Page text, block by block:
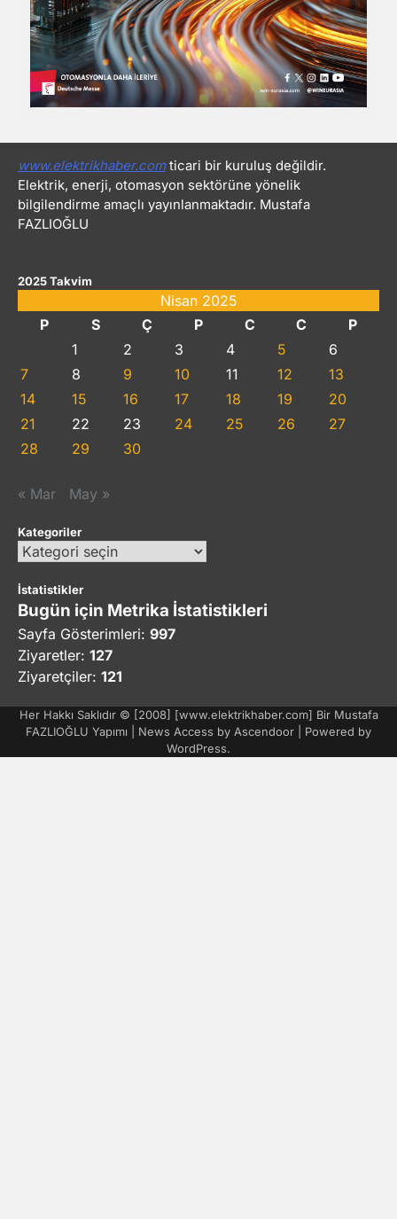
www.elektrikhaber.comticari bir kuruluş değildir.
Elektrik, enerji, otomasyon sektörüne yönelik
bilgilendirme amaçlı yayınlanmaktadır. Mustafa
FAZLIOĞLU
2025 Takvim
Nisan 2025
P
S Ç P C C
P
1
2 3 4 5
6
7
8 9 10 11 12
13
14
15 16 17 18 19
20
21
22 23 24 25 26
27
28
29 30
« Mar May »
Kategoriler
Kategoriler
İstatistikler
Bugün için Metrika İstatistikleri
Sayfa Gösterimleri: 997
Ziyaretler: 127
Ziyaretçiler: 121
Her Hakkı Saklıdır © [2008] [www.elektrikhaber.com] Bir Mustafa
FAZLIOĞLU Yapımı | News Access by Ascendoor | Powered by
WordPress.